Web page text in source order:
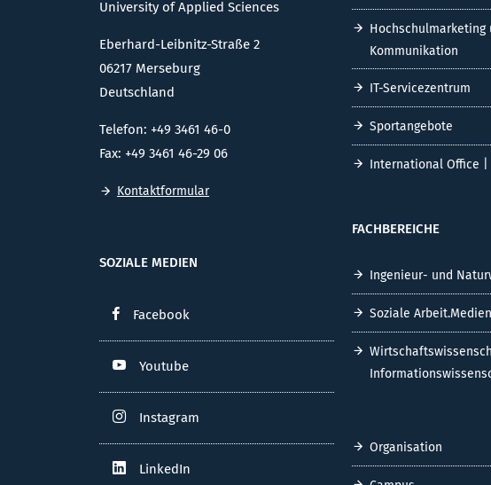
University of Applied Sciences
Eberhard-Leibnitz-Straße 2
06217 Merseburg
Deutschland
Telefon: +49 3461 46-0
Fax: +49 3461 46-29 06
Kontaktformular
SOZIALE MEDIEN
Facebook
Youtube
Instagram
LinkedIn
Hochschulmarketing
Kommunikation
IT-Servicezentrum
Sportangebote
International Office |
FACHBEREICHE
Ingenieur- und
Soziale
Organisation